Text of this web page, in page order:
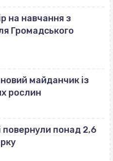
на навчання з
Громадського
майданчик із
рослин
понад 2,6